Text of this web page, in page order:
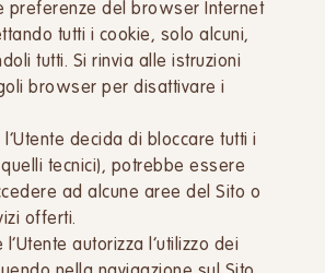
preferenze del browser Internet
tutti i cookie, solo alcuni,
tutti. Si rinvia alle istruzioni
browser per disattivare i
l’Utente decida di bloccare tutti i
tecnici), potrebbe essere
ad alcune aree del Sito o
offerti.
autorizza l’utilizzo dei